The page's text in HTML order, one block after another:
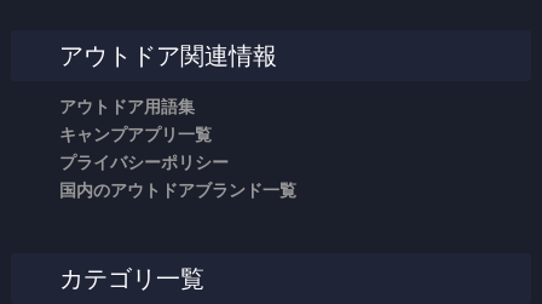
アウトドア関連情報
アウトドア用語集
キャンプアプリ一覧
プライバシーポリシー
国内のアウトドアブランド一覧
カテゴリ一覧